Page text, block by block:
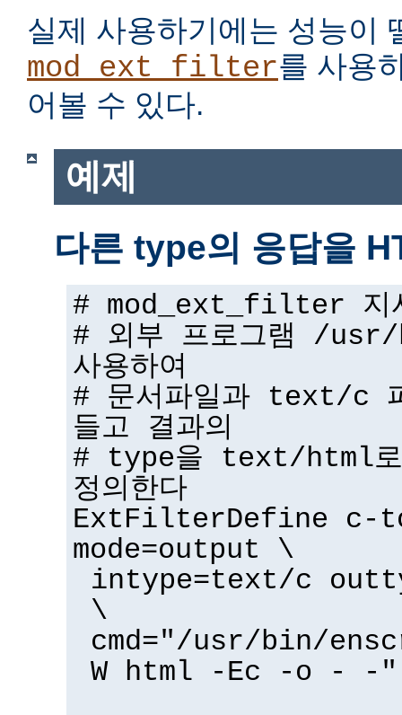
실제 사용하기에는 성능이
mod_ext_filter를 사용
어볼 수 있다.
예제
다른 type의 응답을
# mod_ext_filter 지
# 외부 프로그램 /
사용하여
# 문서파일과 text/c
들고 결과의
# type을 text/html로
정의한다
ExtFilterDefine c-
mode=output \
intype=text/c
\
cmd="/usr/bin/
W html -Ec -o - -"